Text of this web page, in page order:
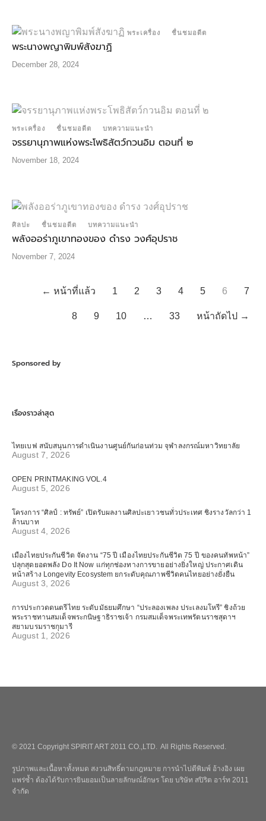
พระเครื่อง ชื่นชมอดีต
พระนางพญาพิมพ์สังฆาฏิ
December 28, 2024
พระเครื่อง ชื่นชมอดีต บทความแนะนำ
จรรยานุภาพแห่งพระโพธิสัตว์กวนอิม ตอนที่ ๒
November 18, 2024
ศิลปะ ชื่นชมอดีต บทความแนะนำ
พลังออร่าภูเขาทองของ ดำรง วงศ์อุปราช
November 7, 2024
← หน้าที่แล้ว 1 2 3 4 5 6 7
8 9 10 … 33 หน้าถัดไป →
Sponsored by
เรื่องราวล่าสุด
ไทยเบฟ สนับสนุนการดำเนินงานศูนย์กันก่อนท่วม จุฬาลงกรณ์มหาวิทยาลัย
August 7, 2026
OPEN PRINTMAKING VOL.4
August 5, 2026
โครงการ “ศิลป์ : ทรัพย์” เปิดรับผลงานศิลปะเยาวชนทั่วประเทศ ชิงรางวัลกว่า 1
ล้านบาท
August 4, 2026
เมืองไทยประกันชีวิต จัดงาน “75 ปี เมืองไทยประกันชีวิต 75 ปี ของคนทัพหน้า”
ปลุกสุดยอดพลัง Do It Now แก่ทุกช่องทางการขายอย่างยิ่งใหญ่ ประกาศเดิน
หน้าสร้าง Longevity Ecosystem ยกระดับคุณภาพชีวิตคนไทยอย่างยั่งยืน
August 3, 2026
การประกวดดนตรีไทย ระดับมัธยมศึกษา “ประลองเพลง ประเลงมโหรี” ชิงถ้วย
พระราชทานสมเด็จพระกนิษฐาธิราชเจ้า กรมสมเด็จพระเทพรัตนราชสุดาฯ
สยามบรมราชกุมารี
August 1, 2026
© 2021 Copyright SPIRIT ART 2011 CO.,LTD. All Rights Reserved.
รูปภาพและเนื้อหาทั้งหมด สงวนสิทธิ์ตามกฎหมาย การนำไปตีพิมพ์ อ้างอิง เผย
แพร่ซ้ำ ต้องได้รับการยินยอมเป็นลายลักษณ์อักษร โดย บริษัท สปิริต อาร์ท 2011
จำกัด